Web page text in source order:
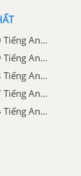
Luyện tập từ vựng Unit 20 Tiếng Anh 5 mới
Luyện tập từ vựng Unit 19 Tiếng Anh 5 mới
Luyện tập từ vựng Unit 18 Tiếng Anh 5 mới
Luyện tập từ vựng Unit 17 Tiếng Anh 5 mới
Luyện tập từ vựng Unit 16 Tiếng Anh 5 mới